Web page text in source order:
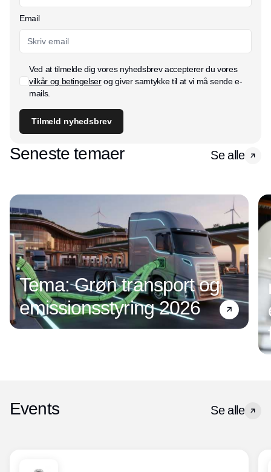
Email
Ved at tilmelde dig vores nyhedsbrev accepterer du vores
vilkår og betingelserog giver samtykke til at vi må sende e-
mails.
Tilmeld nyhedsbrev
Seneste temaer Se alle
Tema: Grøn transport og
emissionsstyring 2026
Events Se alle